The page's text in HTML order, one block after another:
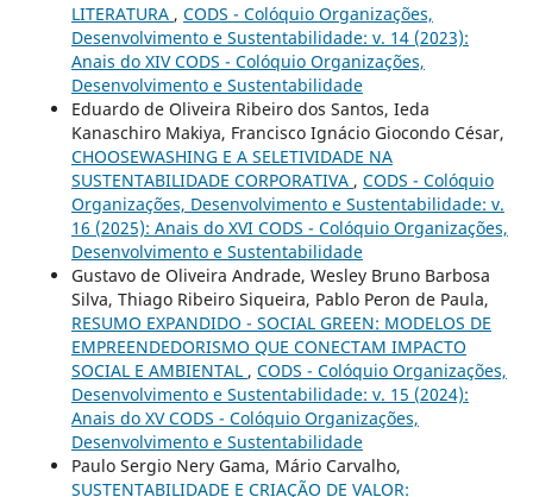
LITERATURA , CODS - Colóquio Organizações,
Desenvolvimento e Sustentabilidade: v. 14 (2023):
Anais do XIV CODS - Colóquio Organizações,
Desenvolvimento e Sustentabilidade
Eduardo de Oliveira Ribeiro dos Santos, Ieda
Kanaschiro Makiya, Francisco Ignácio Giocondo César,
CHOOSEWASHING E A SELETIVIDADE NA
SUSTENTABILIDADE CORPORATIVA , CODS - Colóquio
Organizações, Desenvolvimento e Sustentabilidade: v.
16 (2025): Anais do XVI CODS - Colóquio Organizações,
Desenvolvimento e Sustentabilidade
Gustavo de Oliveira Andrade, Wesley Bruno Barbosa
Silva, Thiago Ribeiro Siqueira, Pablo Peron de Paula,
RESUMO EXPANDIDO - SOCIAL GREEN: MODELOS DE
EMPREENDEDORISMO QUE CONECTAM IMPACTO
SOCIAL E AMBIENTAL , CODS - Colóquio Organizações,
Desenvolvimento e Sustentabilidade: v. 15 (2024):
Anais do XV CODS - Colóquio Organizações,
Desenvolvimento e Sustentabilidade
Paulo Sergio Nery Gama, Mário Carvalho,
SUSTENTABILIDADE E CRIAÇÃO DE VALOR: